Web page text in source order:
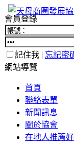
會員登錄
記住我 | 忘記密
網站導覽
首頁
聯絡表單
新聞訊息
關於協會
在地人推薦